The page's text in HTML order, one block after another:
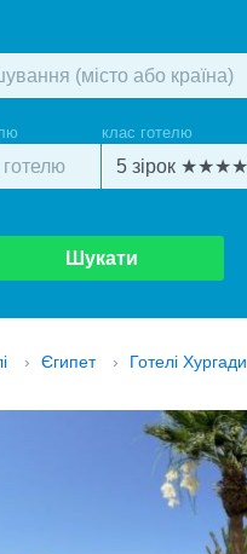
клас готелю
Шукати
› Єгипет › Готелі Хургади